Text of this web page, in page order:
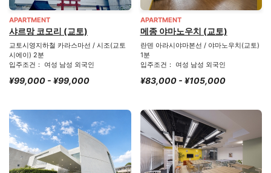
APARTMENT
샤르망 코모리 (교토)
교토시영지하철 카라스마선 / 시조(교토
시에이) 2분
입주조건： 여성 남성 외국인
¥99,000 - ¥99,000
APARTMENT
메종 야마노우치 (교토)
란덴 아라시야마본선 / 야마노우치(교토)
1분
입주조건： 여성 남성 외국인
¥83,000 - ¥105,000